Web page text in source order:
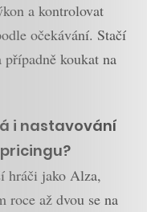
a kontrolovat
očekávání. Stačí
koukat na
i nastavování
hráči jako Alza,
až dvou se na